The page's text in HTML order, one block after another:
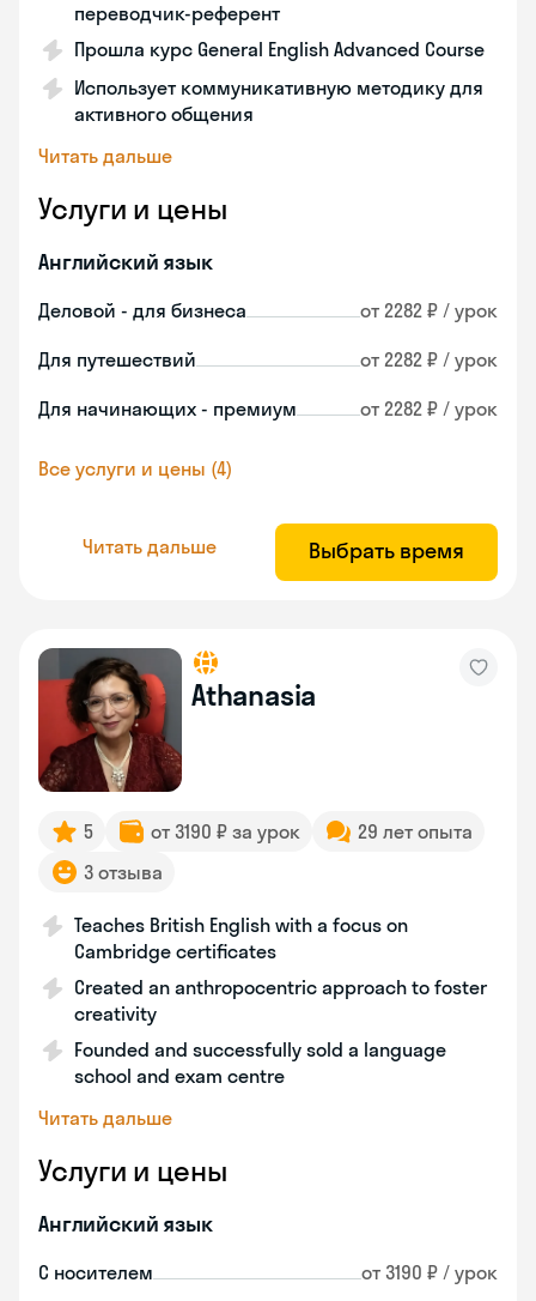
переводчик-референт
Прошла курс General English Advanced Course
Использует коммуникативную методику для
активного общения
Читать дальше
Услуги и цены
Английский язык
Деловой - для бизнеса от 2282 ₽ / урок
Для путешествий от 2282 ₽ / урок
Для начинающих - премиум от 2282 ₽ / урок
Все услуги и цены (4)
Читать дальше Выбрать время
Athanasia
5 от 3190 ₽ за урок
29 лет опыта
3 отзыва
Teaches British English with a focus on
Cambridge certificates
Created an anthropocentric approach to foster
creativity
Founded and successfully sold a language
school and exam centre
Читать дальше
Услуги и цены
Английский язык
С носителем от 3190 ₽ / урок